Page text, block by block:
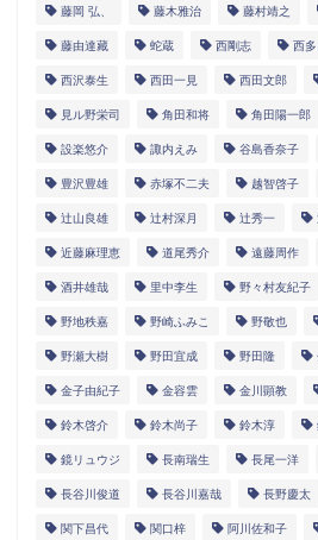
藤岡 弘、 藤木雅治 藤村靖之
藤由達藏 蛇蔵 西剛志 西
西沢泰生 西田一見 西田文郎
見ル野栄司 角田和将 角田陽一郎
設楽悠介 諏内えみ 谷島香奈子
豊沢豊雄 赤塚不二夫 越智啓子
辻山良雄 辻村深月 辻秀一
近藤麻理恵 道尾秀介 遠藤周作
酒井雄哉 里中李生 野々村友紀子
野地秩嘉 野崎ふみこ 野敬也
野瀬大樹 野田宜成 野田隆
金子由紀子 金容雲 金川顕教
鈴木啓介 鈴木尚子 鈴木淳
鏡リュウジ 長南瑞生 長尾一洋
長谷川俊道 長谷川嘉哉 長野慶太
関下昌代 関口梓 阿川佐和子